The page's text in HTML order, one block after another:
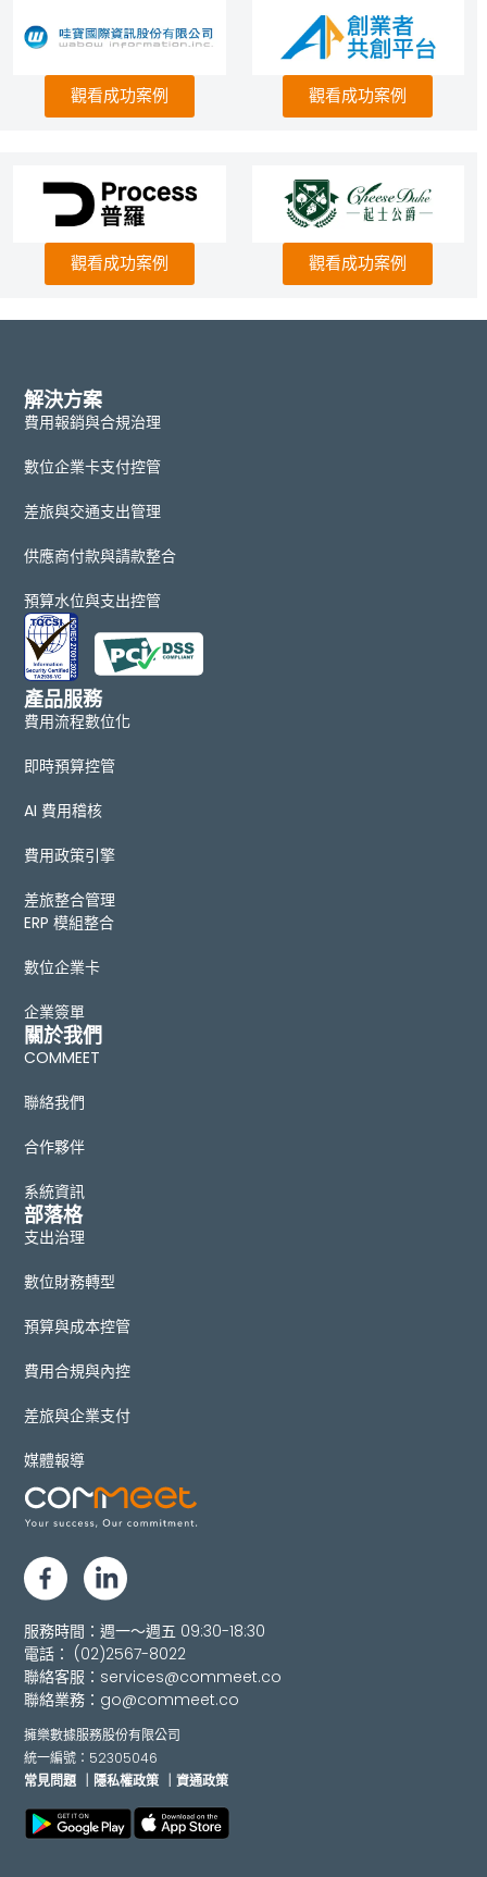
觀看成功案例 觀看成功案例
觀看成功案例 觀看成功案例
解決方案
費用報銷與合規治理
數位企業卡支付控管
差旅與交通支出管理
供應商付款與請款整合
預算水位與支出控管
產品服務
費用流程數位化
即時預算控管
AI 費用稽核
費用政策引擎
差旅整合管理
ERP 模組整合
數位企業卡
企業簽單
關於我們
COMMEET
聯絡我們
合作夥伴
系統資訊
部落格
支出治理
數位財務轉型
預算與成本控管
費用合規與內控
差旅與企業支付
媒體報導
服務時間：週一～週五 09:30-18:30
電話： (02)2567-8022
聯絡客服： services@commeet.co
聯絡業務： go@commeet.co
擁樂數據服務股份有限公司
統一編號：52305046
常見問題
｜隱私權政策 ｜資通政策